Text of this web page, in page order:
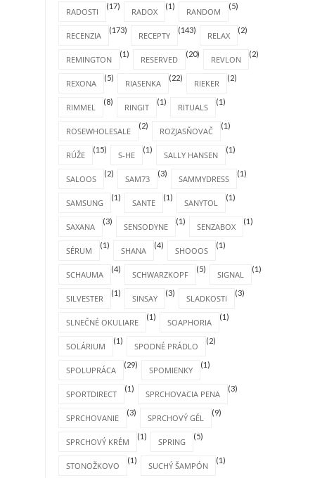
RADOSTI
(17)
RADOX
(1)
RANDOM
(5)
RECENZIA
(173)
RECEPTY
(143)
RELAX
(2)
REMINGTON
(1)
RESERVED
(20)
REVLON
(2)
REXONA
(5)
RIASENKA
(22)
RIEKER
(2)
RIMMEL
(8)
RINGIT
(1)
RITUALS
(1)
ROSEWHOLESALE
(2)
ROZJASŇOVAČ
(1)
RÚŽE
(15)
S-HE
(1)
SALLY HANSEN
(1)
SALOOS
(2)
SAM73
(3)
SAMMYDRESS
(1)
SAMSUNG
(1)
SANTE
(1)
SANYTOL
(1)
SAXANA
(3)
SENSODYNE
(1)
SENZABOX
(1)
SÉRUM
(1)
SHANA
(4)
SHOOOS
(1)
SCHAUMA
(4)
SCHWARZKOPF
(5)
SIGNAL
(1)
SILVESTER
(1)
SINSAY
(3)
SLADKOSTI
(3)
SLNEČNÉ OKULIARE
(1)
SOAPHORIA
(1)
SOLÁRIUM
(1)
SPODNÉ PRÁDLO
(2)
SPOLUPRÁCA
(29)
SPOMIENKY
(1)
SPORTDIRECT
(1)
SPRCHOVACIA PENA
(3)
SPRCHOVANIE
(3)
SPRCHOVÝ GÉL
(9)
SPRCHOVÝ KRÉM
(1)
SPRING
(5)
STONOŽKOVO
(1)
SUCHÝ ŠAMPÓN
(1)